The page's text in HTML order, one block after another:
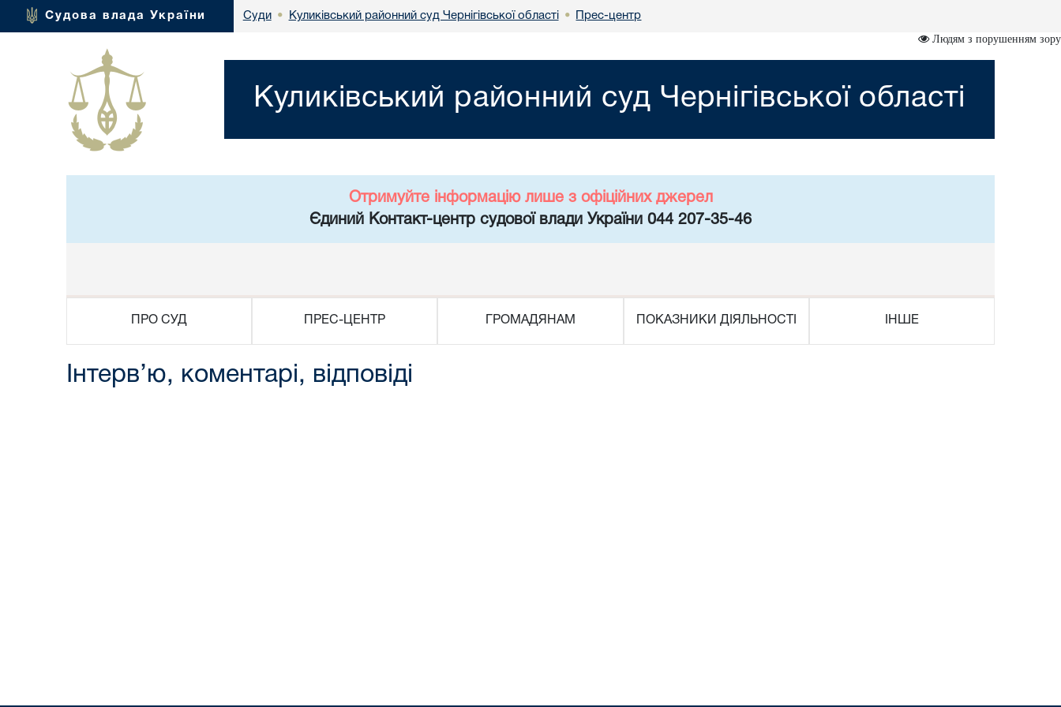
Судова влада України Суди • Куликівський районний суд Чернігівської області • Прес-центр
Людям з порушенням зору
Куликівський районний суд Чернігівської області
Отримуйте інформацію лише з офіційних джерел
Єдиний Контакт-центр судової влади України 044 207-35-46
ПРО СУД ПРЕС-ЦЕНТР ГРОМАДЯНАМ ПОКАЗНИКИ ДІЯЛЬНОСТІ ІНШЕ
Інтерв’ю, коментарі, відповіді